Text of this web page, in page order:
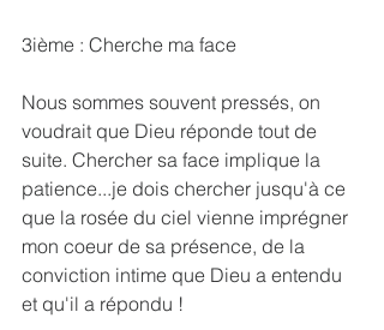
3ième : Cherche ma face
Nous sommes souvent pressés, on
voudrait que Dieu réponde tout de
suite. Chercher sa face implique la
patience...je dois chercher jusqu'à ce
que la rosée du ciel vienne imprégner
mon coeur de sa présence, de la
conviction intime que Dieu a entendu
et qu'il a répondu !